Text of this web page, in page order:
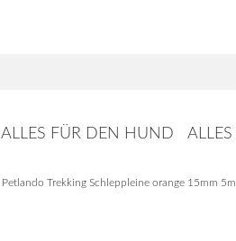
ALLES FÜR DEN HUND
Petlando Trekking Schleppleine orange 15mm 5m